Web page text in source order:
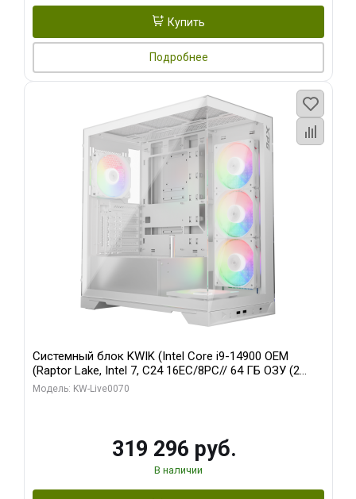
Купить
Подробнее
Системный блок KWIK (Intel Core i9-14900 OEM
(Raptor Lake, Intel 7, C24 16EC/8PC// 64 ГБ ОЗУ (2
модуля)/ Gigabyte RTX5080 XTREME WATERFORCE
Модель: KW-Live0070
319 296 руб.
В наличии